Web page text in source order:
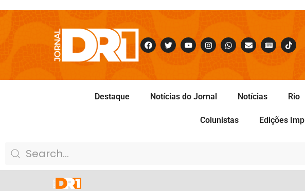
Destaque Notícias do Jornal Notícias Rio
Colunistas Edições